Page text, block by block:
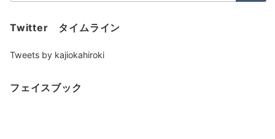
索：
Twitter タイムライン
Tweets by kajiokahiroki
フェイスブック